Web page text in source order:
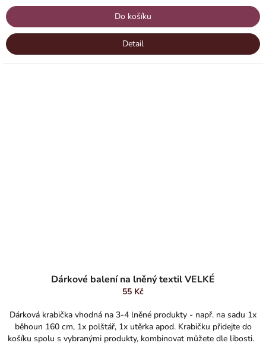
Do košíku
Detail
Dárkové balení na lněný textil VELKÉ
55 Kč
Dárková krabička vhodná na 3-4 lněné produkty - např. na sadu 1x
běhoun 160 cm, 1x polštář, 1x utěrka apod. Krabičku přidejte do
košíku spolu s vybranými produkty, kombinovat můžete dle libosti.